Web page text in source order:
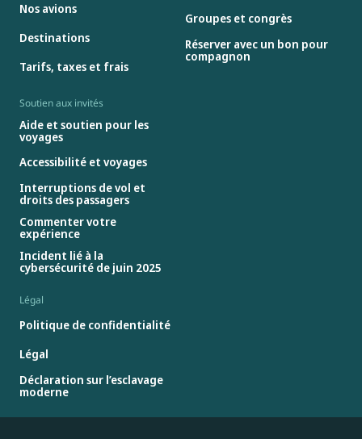
Nos avions
Destinations
Tarifs, taxes et frais
Groupes et congrès
Réserver avec un bon pour
compagnon
Soutien aux invités
Aide et soutien pour les
voyages
Accessibilité et voyages
Interruptions de vol et
droits des passagers
Commenter votre
expérience
Incident lié à la
cybersécurité de juin 2025
Légal
Politique de confidentialité
Légal
Déclaration sur l’esclavage
moderne